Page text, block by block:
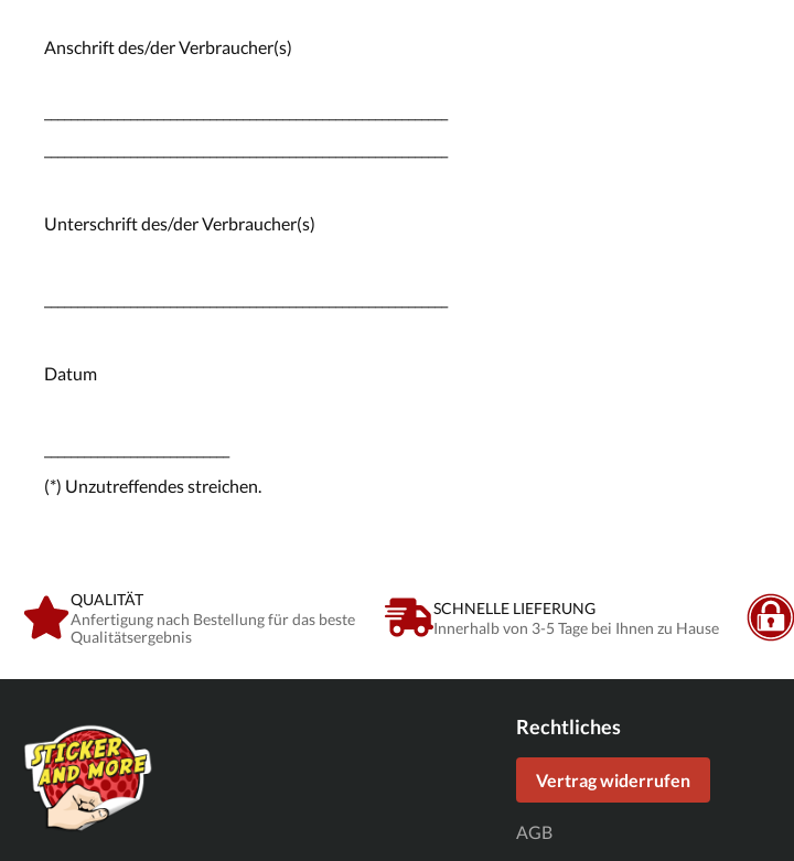
Anschrift des/der Verbraucher(s)
Unterschrift des/der Verbraucher(s)
Datum
(*) Unzutreffendes streichen.
QUALITÄT
Anfertigung nach Bestellung für das beste
Qualitätsergebnis
SCHNELLE LIEFERUNG
Innerhalb von 3-5 Tage bei Ihnen zu Hause
Rechtliches
Vertrag widerrufen
AGB